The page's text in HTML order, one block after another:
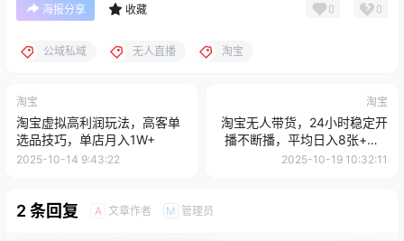
海报分享 收藏 0 0
公域私域 无人直播 淘宝
淘宝
淘宝虚拟高利润玩法，高客单
选品技巧，单店月入1W+
2025-10-14 9:43:22
淘宝
淘宝无人带货，24小时稳定开
播不断播，平均日入8张+，0
门槛，双11旺季来临
2025-10-19 10:32:11
2 条回复 A 文章作者 M 管理员